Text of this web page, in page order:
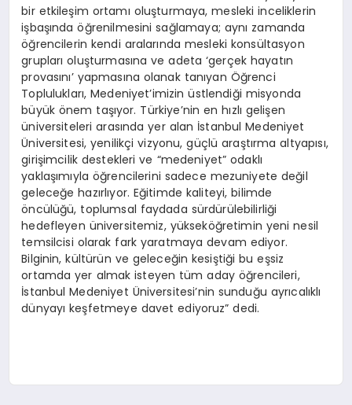
bir etkileşim ortamı oluşturmaya, mesleki inceliklerin
işbaşında öğrenilmesini sağlamaya; aynı zamanda
öğrencilerin kendi aralarında mesleki konsültasyon
grupları oluşturmasına ve adeta ‘gerçek hayatın
provasını’ yapmasına olanak tanıyan Öğrenci
Toplulukları, Medeniyet’imizin üstlendiği misyonda
büyük önem taşıyor. Türkiye’nin en hızlı gelişen
üniversiteleri arasında yer alan İstanbul Medeniyet
Üniversitesi, yenilikçi vizyonu, güçlü araştırma altyapısı,
girişimcilik destekleri ve “medeniyet” odaklı
yaklaşımıyla öğrencilerini sadece mezuniyete değil
geleceğe hazırlıyor. Eğitimde kaliteyi, bilimde
öncülüğü, toplumsal faydada sürdürülebilirliği
hedefleyen üniversitemiz, yükseköğretimin yeni nesil
temsilcisi olarak fark yaratmaya devam ediyor.
Bilginin, kültürün ve geleceğin kesiştiği bu eşsiz
ortamda yer almak isteyen tüm aday öğrencileri,
İstanbul Medeniyet Üniversitesi’nin sunduğu ayrıcalıklı
dünyayı keşfetmeye davet ediyoruz” dedi.